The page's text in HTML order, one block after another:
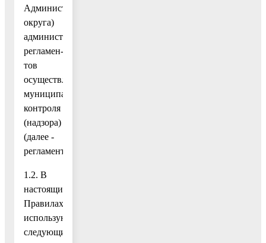
Администрация
округа)
административных
регламен-
тов
осуществления
муниципального
контроля
(надзора)
(далее -
регламенты).
1.2. В
настоящих
Правилах
используются
следующие